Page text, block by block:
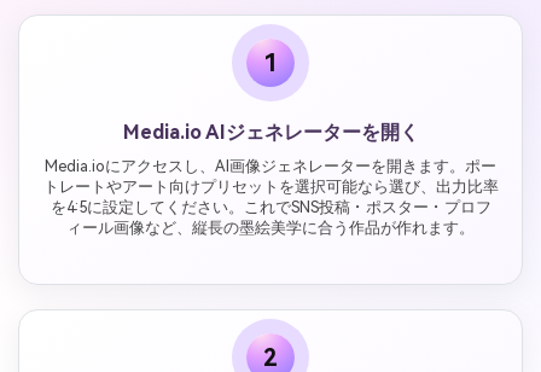
1
Media.io AIジェネレーターを開く
Media.ioにアクセスし、AI画像ジェネレーターを開きます。ポー
トレートやアート向けプリセットを選択可能なら選び、出力比率
を4:5に設定してください。これでSNS投稿・ポスター・プロフ
ィール画像など、縦長の墨絵美学に合う作品が作れます。
2